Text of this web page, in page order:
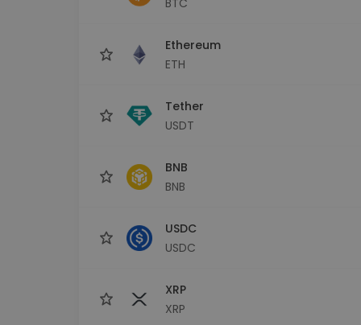
Ethereum
ETH
Tether
USDT
BNB
BNB
USDC
USDC
XRP
XRP